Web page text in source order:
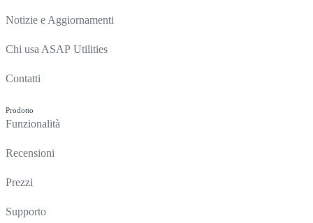
Notizie e Aggiornamenti
Chi usa ASAP Utilities
Contatti
Prodotto
Funzionalità
Recensioni
Prezzi
Supporto